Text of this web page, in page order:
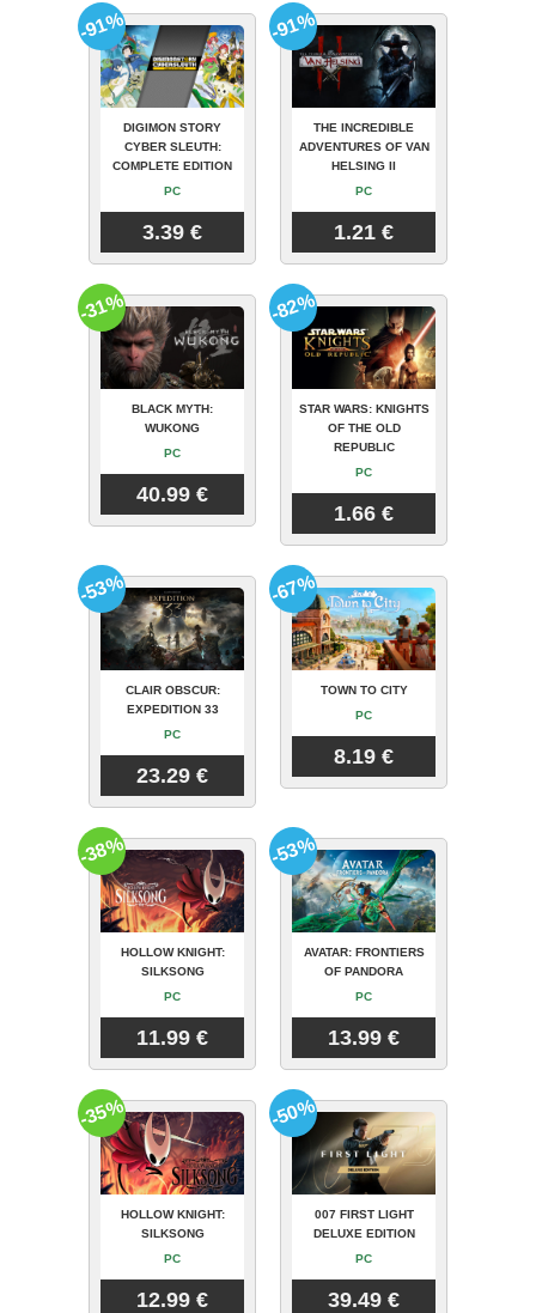
DIGIMON STORY
CYBER SLEUTH:
COMPLETE EDITION
PC
3.39 €
-91%
THE INCREDIBLE
ADVENTURES OF VAN
HELSING II
PC
1.21 €
-91%
BLACK MYTH:
WUKONG
PC
40.99 €
-31%
STAR WARS: KNIGHTS
OF THE OLD
REPUBLIC
PC
1.66 €
-82%
CLAIR OBSCUR:
EXPEDITION 33
PC
23.29 €
-53%
TOWN TO CITY
PC
8.19 €
-67%
HOLLOW KNIGHT:
SILKSONG
PC
11.99 €
-38%
AVATAR: FRONTIERS
OF PANDORA
PC
13.99 €
-53%
HOLLOW KNIGHT:
SILKSONG
PC
12.99 €
-35%
007 FIRST LIGHT
DELUXE EDITION
PC
39.49 €
-50%